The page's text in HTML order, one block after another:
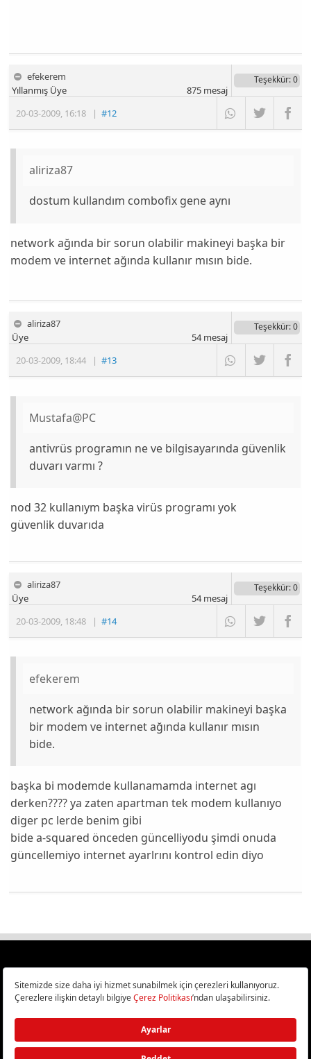
efekerem
20-03-2009 16:18 |#12
Yıllanmış Üye
Teşekkür: 0
875mesaj
aliriza87
dostum kullandım combofix gene aynı
network ağında bir sorun olabilir makineyi başka bir
modem ve internet ağında kullanır mısın bide.
aliriza87
20-03-2009, 18:44 |#13
Üye
Teşekkür: 0
54mesaj
Mustafa@PC
antivrüs programın ne ve bilgisayarında güvenlik
duvarı varmı ?
nod 32 kullanıym başka virüs programı yok
güvenlik duvarıda
aliriza87
20-03-2009, 18:48 |#14
Üye
Teşekkür: 0
54mesaj
efekerem
network ağında bir sorun olabilir makineyi başka
bir modem ve internet ağında kullanır mısın
bide.
başka bi modemde kullanamamda internet agı
derken???? ya zaten apartman tek modem kullanıyo
diger pc lerde benim gibi
bide a-squared önceden güncelliyodu şimdi onuda
güncellemiyo internet ayarlrını kontrol edin diyo
Türkiye
Bilişim ve Teknoloji Haberleri CHIP Online’da!